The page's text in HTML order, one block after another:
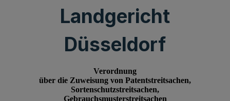
Landgericht
Düsseldorf